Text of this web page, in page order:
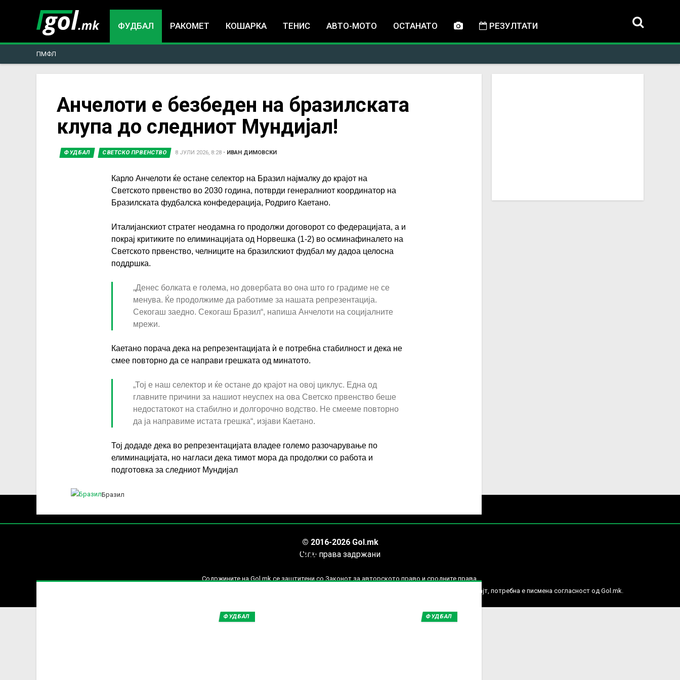
ФУДБАЛ РАКОМЕТ КОШАРКА ТЕНИС АВТО-МОТО ОСТАНАТО РЕЗУЛТАТИ
ПМФЛ
here
Анчелоти е безбеден на бразилската
клупа до следниот Мундијал!
ФУДБАЛ СВЕТСКО ПРВЕНСТВО 8 ЈУЛИ 2026, 8:28• ИВАН ДИМОВСКИ
Карло Анчелоти ќе остане селектор на Бразил најмалку до крајот на
Светското првенство во 2030 година, потврди генералниот координатор на
Бразилската фудбалска конфедерација, Родриго Каетано.
Италијанскиот стратег неодамна го продолжи договорот со федерацијата, а и
покрај критиките по елиминацијата од Норвешка (1-2) во осминафиналето на
Светското првенство, челниците на бразилскиот фудбал му дадоа целосна
поддршка.
„Денес болката е голема, но довербата во она што го градиме не се
менува. Ќе продолжиме да работиме за нашата репрезентација.
Секогаш заедно. Секогаш Бразил“, напиша Анчелоти на социјалните
мрежи.
Каетано порача дека на репрезентацијата ѝ е потребна стабилност и дека не
смее повторно да се направи грешката од минатото.
„Тој е наш селектор и ќе остане до крајот на овој циклус. Една од
главните причини за нашиот неуспех на ова Светско првенство беше
недостатокот на стабилно и долгорочно водство. Не смееме повторно
да ја направиме истата грешка“, изјави Каетано.
Тој додаде дека во репрезентацијата владее големо разочарување по
елиминацијата, но нагласи дека тимот мора да продолжи со работа и
подготовка за следниот Мундијал
Бразил
Најнови вести од
ФУДБАЛ ФУДБАЛ
© 2016-2026 Gol.mk
Сите права задржани
Содржините на Gol.mk се заштитени со Законот за авторското право и сродните права.
За секоја форма на распространување, репродукција или комерцијална употреба на текстови, фотографии или податоци од овој веб сајт, потребна е писмена согласност од Gol.mk.